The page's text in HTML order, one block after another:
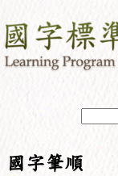
國字筆順